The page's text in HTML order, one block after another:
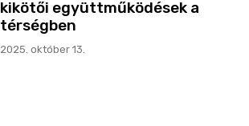
kikötői együttműködések a
térségben
2025. október 13.